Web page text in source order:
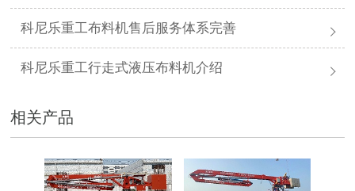
科尼乐重工布料机售后服务体系完善
科尼乐重工行走式液压布料机介绍
相关产品